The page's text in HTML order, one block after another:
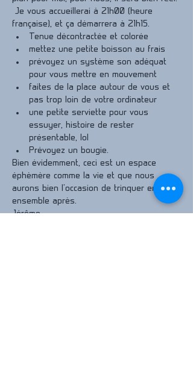
Je vous accueillerai à 21h00 (heure
française), et ça démarrera à 21h15.
Tenue décontractée et colorée
mettez une petite boisson au frais
prévoyez un système son adéquat
pour vous mettre en mouvement
faites de la place autour de vous et
pas trop loin de votre ordinateur
une petite serviette pour vous
essuyer, histoire de rester
présentable, lol
Prévoyez un bougie.
Bien évidemment, ceci est un espace
éphèmère comme la vie et que nous
aurons bien l'occasion de trinquer en vrai,
ensemble après.
Jérôme